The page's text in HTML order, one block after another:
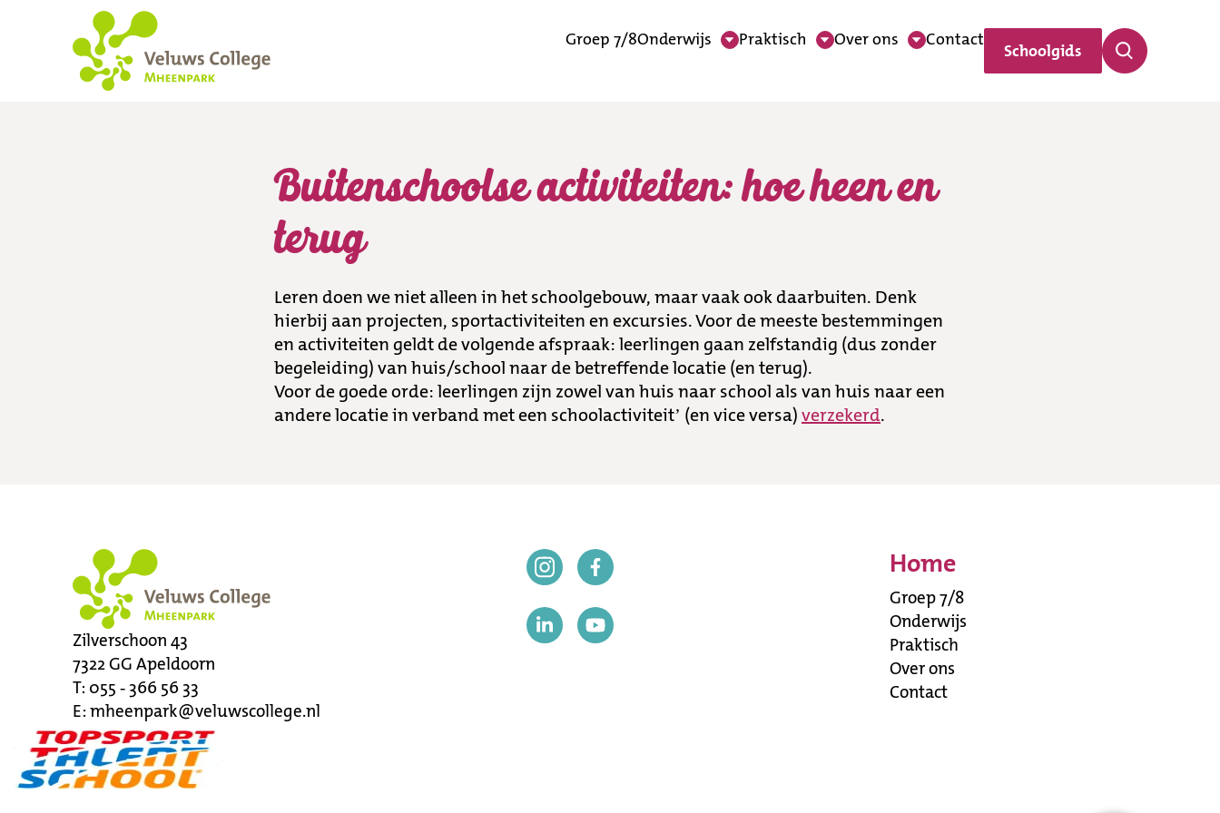
Groep 7/8Onderwijs Praktisch Over ons Contact
Schoolgids
Buitenschoolse activiteiten: hoe heen en terug
Buitenschoolse activiteiten: hoe heen en
terug
Leren doen we niet alleen in het schoolgebouw, maar vaak ook daarbuiten. Denk
hierbij aan projecten, sportactiviteiten en excursies. Voor de meeste bestemmingen
en activiteiten geldt de volgende afspraak: leerlingen gaan zelfstandig (dus zonder
begeleiding) van huis/school naar de betreffende locatie (en terug).
Voor de goede orde: leerlingen zijn zowel van huis naar school als van huis naar een
andere locatie in verband met een schoolactiviteit’ (en vice versa)verzekerd.
Zilverschoon 43
7322 GG Apeldoorn
T: 055 - 366 56 33
E: mheenpark@veluwscollege.nl
Home
Groep 7/8
Onderwijs
Praktisch
Over ons
Contact